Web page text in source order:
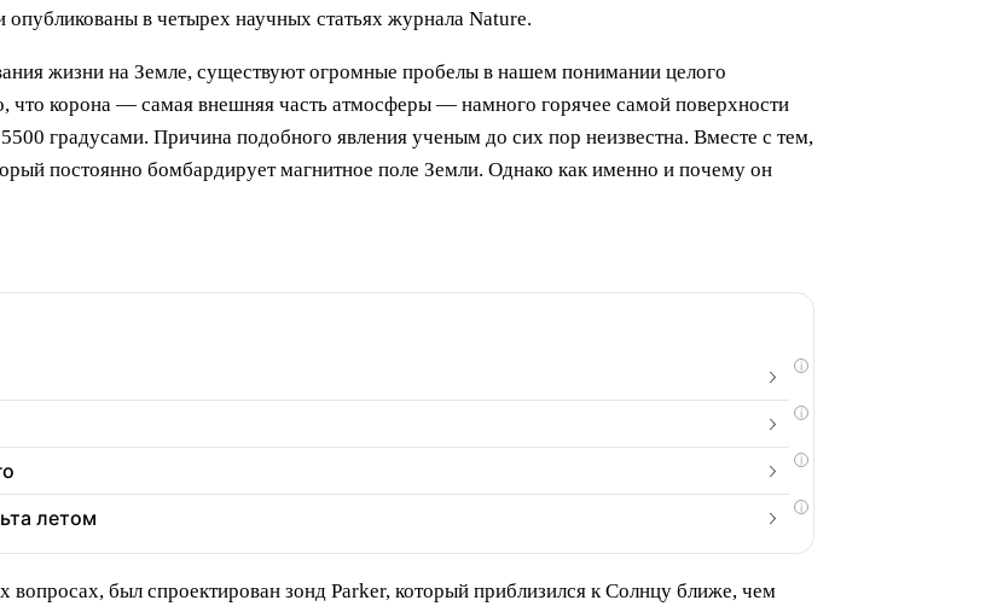
в четырех научных статьях журнала Nature.
жизни на Земле, существуют огромные пробелы в нашем понимании целого
что корона — самая внешняя часть атмосферы — намного горячее самой поверхности
градусами. Причина подобного явления ученым до сих пор неизвестна. Вместе с тем,
постоянно бомбардирует магнитное поле Земли. Однако как именно и почему он
i
i
i
i
летом
вопросах, был спроектирован зонд Parker, который приблизился к Солнцу ближе, чем